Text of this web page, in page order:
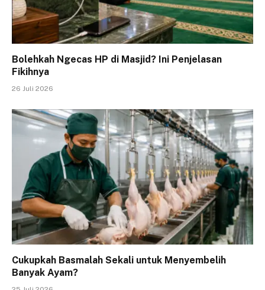
Bolehkah Ngecas HP di Masjid? Ini Penjelasan
Fikihnya
26 Juli 2026
Cukupkah Basmalah Sekali untuk Menyembelih
Banyak Ayam?